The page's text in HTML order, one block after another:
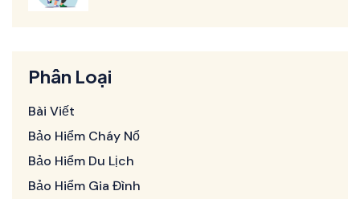
Phân Loại
Bài Viết
Bảo Hiểm Cháy Nổ
Bảo Hiểm Du Lịch
Bảo Hiểm Gia Đình